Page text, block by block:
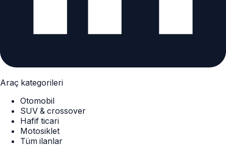
Araç kategorileri
Otomobil
SUV & crossover
Hafif ticari
Motosiklet
Tüm ilanlar